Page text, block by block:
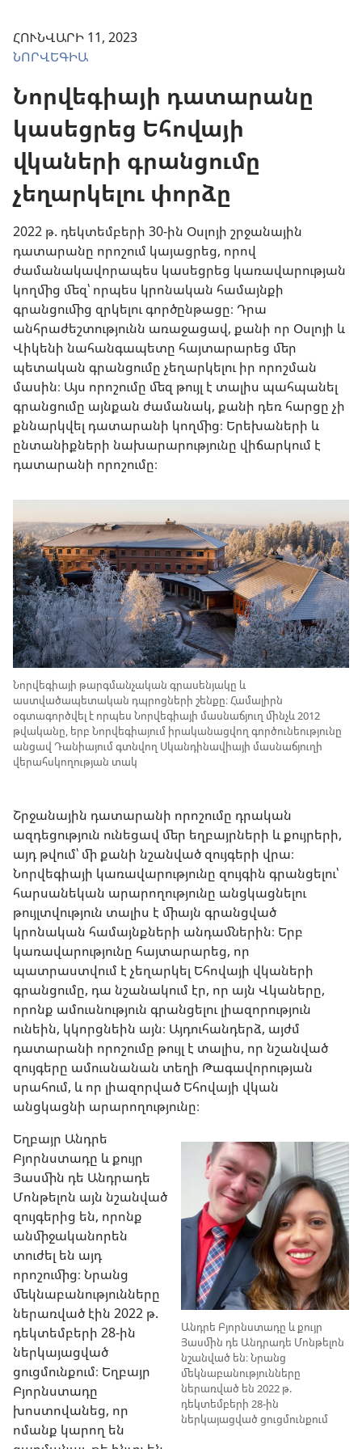
ՀՈՒՆՎԱՐԻ 11, 2023
ՆՈՐՎԵԳԻԱ
Նորվեգիայի դատարանը
կասեցրեց Եհովայի
վկաների գրանցումը
չեղարկելու փորձը
2022 թ. դեկտեմբերի 30-ին Օսլոյի շրջանային
դատարանը որոշում կայացրեց, որով
ժամանակավորապես կասեցրեց կառավարության
կողմից մեզ՝ որպես կրոնական համայնքի
գրանցումից զրկելու գործընթացը։ Դրա
անհրաժեշտությունն առաջացավ, քանի որ Օսլոյի և
Վիկենի նահանգապետը հայտարարեց մեր
պետական գրանցումը չեղարկելու իր որոշման
մասին։ Այս որոշումը մեզ թույլ է տալիս պահպանել
գրանցումը այնքան ժամանակ, քանի դեռ հարցը չի
քննարկվել դատարանի կողմից։ Երեխաների և
ընտանիքների նախարարությունը վիճարկում է
դատարանի որոշումը։
Նորվեգիայի թարգմանչական գրասենյակը և
աստվածապետական դպրոցների շենքը։ Համալիրն
օգտագործվել է որպես Նորվեգիայի մասնաճյուղ մինչև 2012
թվականը, երբ Նորվեգիայում իրականացվող գործունեությունը
անցավ Դանիայում գտնվող Սկանդինավիայի մասնաճյուղի
վերահսկողության տակ
Շրջանային դատարանի որոշումը դրական
ազդեցություն ունեցավ մեր եղբայրների և քույրերի,
այդ թվում՝ մի քանի նշանված զույգերի վրա։
Նորվեգիայի կառավարությունը զույգին գրանցելու՝
հարսանեկան արարողությունը անցկացնելու
թույլտվություն տալիս է միայն գրանցված
կրոնական համայնքների անդամներին։ Երբ
կառավարությունը հայտարարեց, որ
պատրաստվում է չեղարկել Եհովայի վկաների
գրանցումը, դա նշանակում էր, որ այն Վկաները,
որոնք ամուսնություն գրանցելու լիազորություն
ունեին, կկորցնեին այն։ Այդուհանդերձ, այժմ
դատարանի որոշումը թույլ է տալիս, որ նշանված
զույգերը ամուսնանան տեղի Թագավորության
սրահում, և որ լիազորված Եհովայի վկան
անցկացնի արարողությունը։
Անդրե Բյորնստադը և քույր
Յասմին դե Անդրադե Մոնթելոն
նշանված են։ Նրանց
մեկնաբանությունները
ներառված են 2022 թ.
դեկտեմբերի 28-ին
ներկայացված ցուցմունքում
Եղբայր Անդրե
Բյորնստադը և քույր
Յասմին դե Անդրադե
Մոնթելոն այն նշանված
զույգերից են, որոնք
անմիջականորեն
տուժել են այդ
որոշումից։ Նրանց
մեկնաբանությունները
ներառված էին 2022 թ.
դեկտեմբերի 28-ին
ներկայացված
ցուցմունքում։ Եղբայր
Բյորնստադը
խոստովանեց, որ
ոմանք կարող են